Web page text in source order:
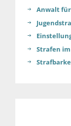
Anwalt
Strafen